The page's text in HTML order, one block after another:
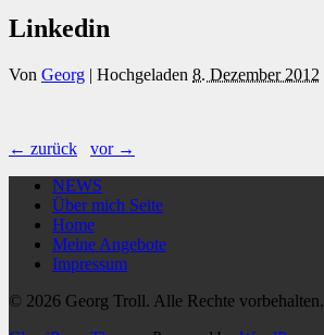
Linkedin
Von Georg | Hochgeladen 8. Dezember 2012
← zurück
vor →
NEWS
Über mich Seite
Home
Meine Angebote
Impressum
© 2026 Georg Troll. Alle Rechte vorbehalten.